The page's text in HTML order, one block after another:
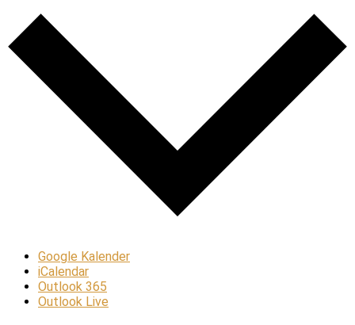
Google Kalender
iCalendar
Outlook 365
Outlook Live